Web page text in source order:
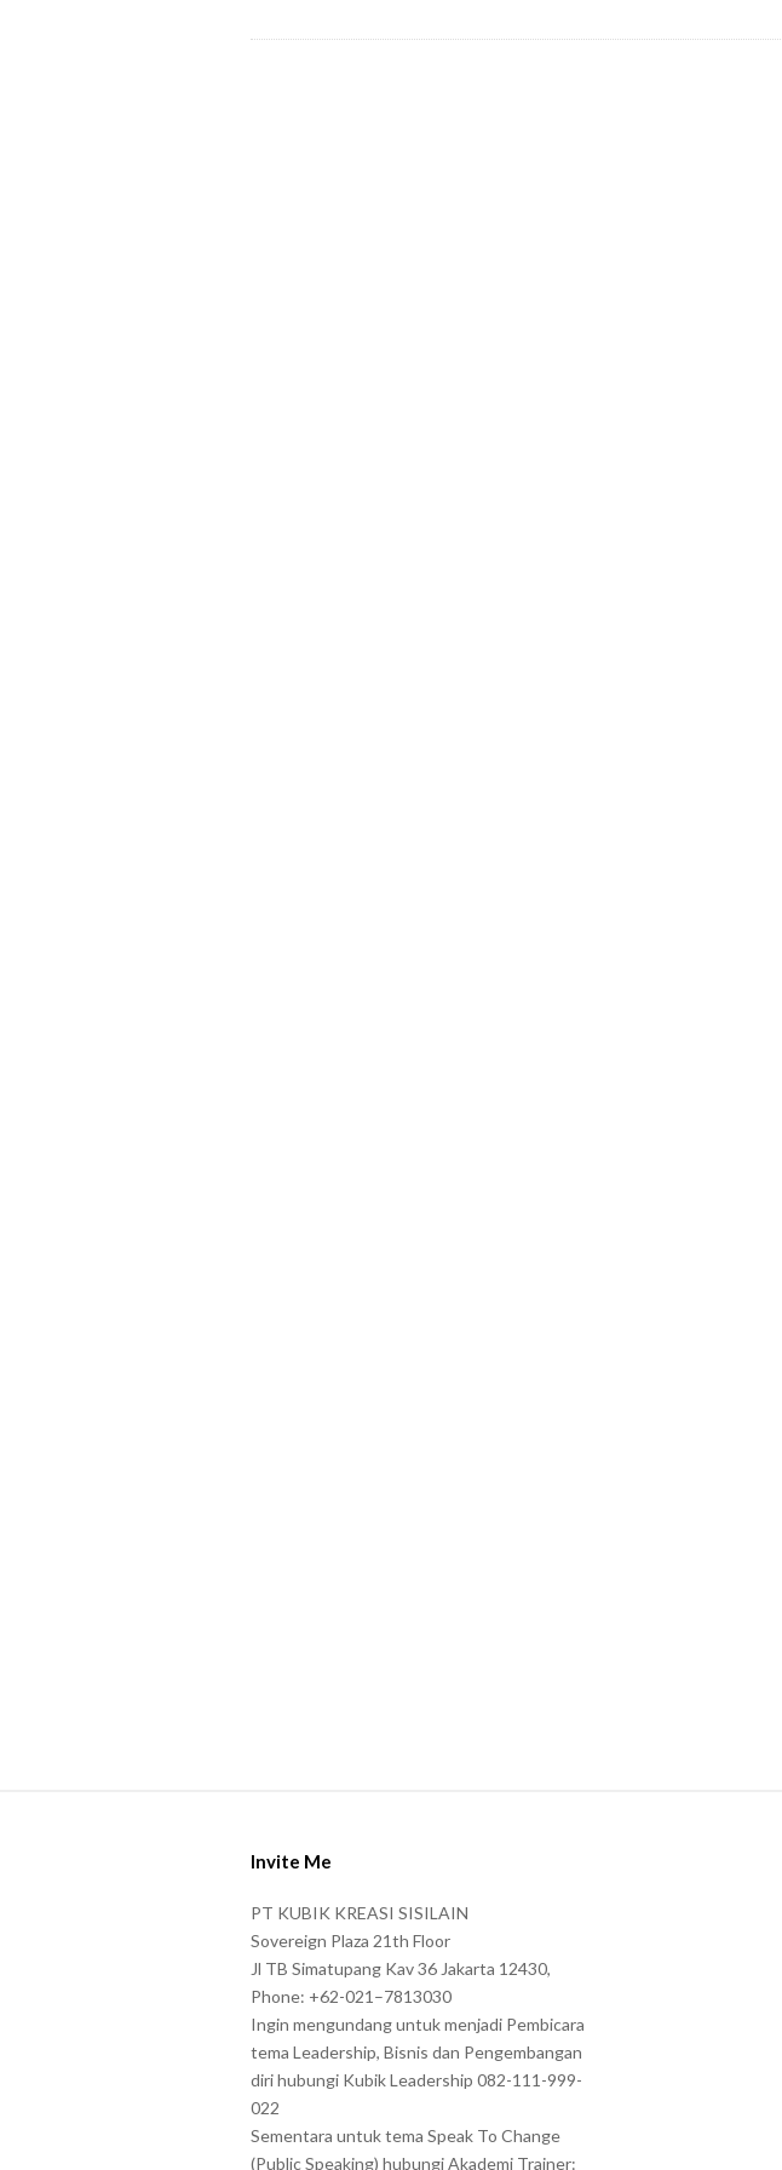
Invite Me
PT KUBIK KREASI SISILAIN
Sovereign Plaza 21th Floor
Jl TB Simatupang Kav 36 Jakarta 12430,
Phone: +62-021–7813030
Ingin mengundang untuk menjadi Pembicara
tema Leadership, Bisnis dan Pengembangan
diri hubungi Kubik Leadership 082-111-999-
022
Sementara untuk tema Speak To Change
(Public Speaking) hubungi Akademi Trainer: